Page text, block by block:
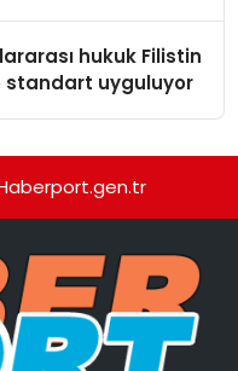
hukuk Filistin
standart uyguluyor